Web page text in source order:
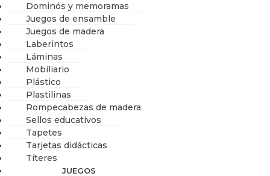
Dominós y memoramas
Juegos de ensamble
Juegos de madera
Laberintos
Láminas
Mobiliario
Plástico
Plastilinas
Rompecabezas de madera
Sellos educativos
Tapetes
Tarjetas didácticas
Títeres
JUEGOS